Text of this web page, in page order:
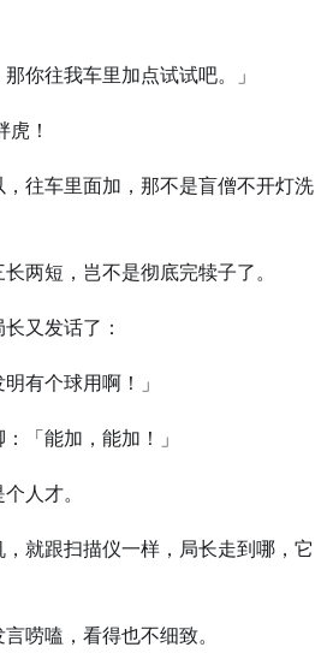
你往我车里加点试试吧。」
！
往车里面加，那不是盲僧不开灯洗
两短，岂不是彻底完犊子了。
又发话了：
有个球用啊！」
「能加，能加！」
人才。
就跟扫描仪一样，局长走到哪，它
唠嗑，看得也不细致。